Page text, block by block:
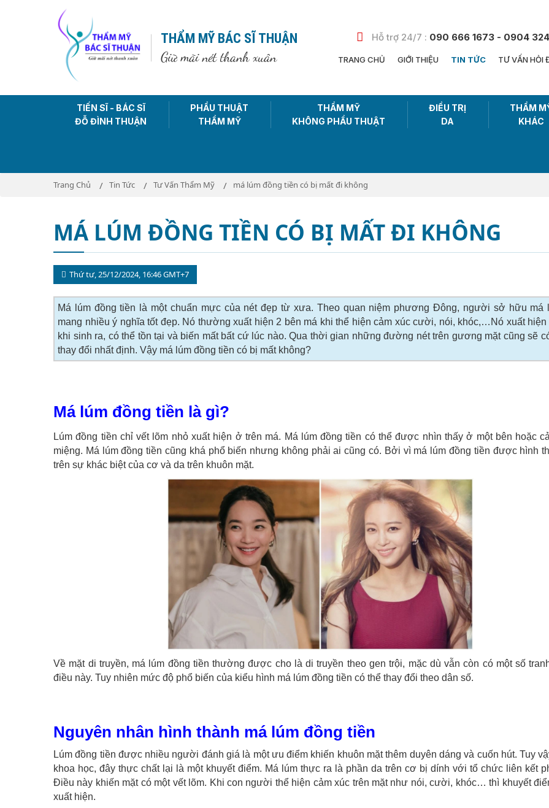
THẨM MỸ BÁC SĨ THUẬN
Giữ mãi nét thanh xuân
Hỗ trợ 24/7 : 090 666 1673 - 0904
TRANG CHỦ GIỚI THIỆU TIN TỨC TƯ VẤN HỎI
TIẾN SĨ - BÁC SĨ
ĐỖ ĐÌNH THUẬN
PHẨU THUẬT
THẨM MỸ
THẨM MỸ
KHÔNG PHẨU THUẬT
ĐIỀU TRỊ
DA
THẨM
KHÁC
Trang Chủ Tin Tức Tư Vấn Thẩm Mỹ má lúm đồng tiền có bị mất đi không
MÁ LÚM ĐỒNG TIỀN CÓ BỊ MẤT ĐI KHÔNG
Thứ tư, 25/12/2024, 16:46 GMT+7
Má lúm đồng tiền là một chuẩn mực của nét đẹp từ xưa. Theo quan niệm phương Đông, người sở hữu má
mang nhiều ý nghĩa tốt đẹp. Nó thường xuất hiện 2 bên má khi thể hiện cảm xúc cười, nói, khóc,…Nó xuất
khi sinh ra, có thể tồn tại và biến mất bất cứ lúc nào. Qua thời gian những đường nét trên gương mặt cũng sẽ
thay đổi nhất định. Vậy má lúm đồng tiền có bị mất không?
Má lúm đồng tiền là gì?
Lúm đồng tiền chỉ vết lõm nhỏ xuất hiện ở trên má. Má lúm đồng tiền có thể được nhìn thấy ở một bên hoặc
miệng. Má lúm đồng tiền cũng khá phổ biến nhưng không phải ai cũng có. Bởi vì má lúm đồng tiền được hình
trên sự khác biệt của cơ và da trên khuôn mặt.
Về mặt di truyền, má lúm đồng tiền thường được cho là di truyền theo gen trội, mặc dù vẫn còn có một số
điều này. Tuy nhiên mức độ phổ biến của kiểu hình má lúm đồng tiền có thể thay đổi theo dân số.
Nguyên nhân hình thành má lúm đồng tiền
Lúm đồng tiền được nhiều người đánh giá là một ưu điểm khiến khuôn mặt thêm duyên dáng và cuốn hút. Tuy
khoa học, đây thực chất lại là một khuyết điểm. Má lúm thực ra là phần da trên cơ bị dính với tổ chức liên kết
Điều này khiến mặt có một vết lõm. Khi con người thể hiện cảm xúc trên mặt như nói, cười, khóc… thì khuyết
xuất hiện.